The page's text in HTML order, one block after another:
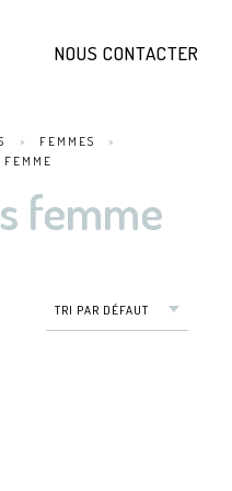
NOUS CONTACTER
> FEMMES
>
FEMME
femme
TRI PAR DÉFAUT